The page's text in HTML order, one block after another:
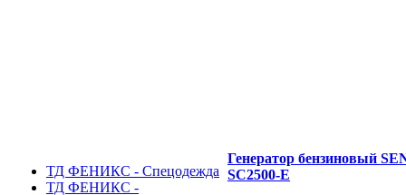
ТД ФЕНИКС - Спецодежда
ТД ФЕНИКС -
Генератор бензиновый
SC2500-Е